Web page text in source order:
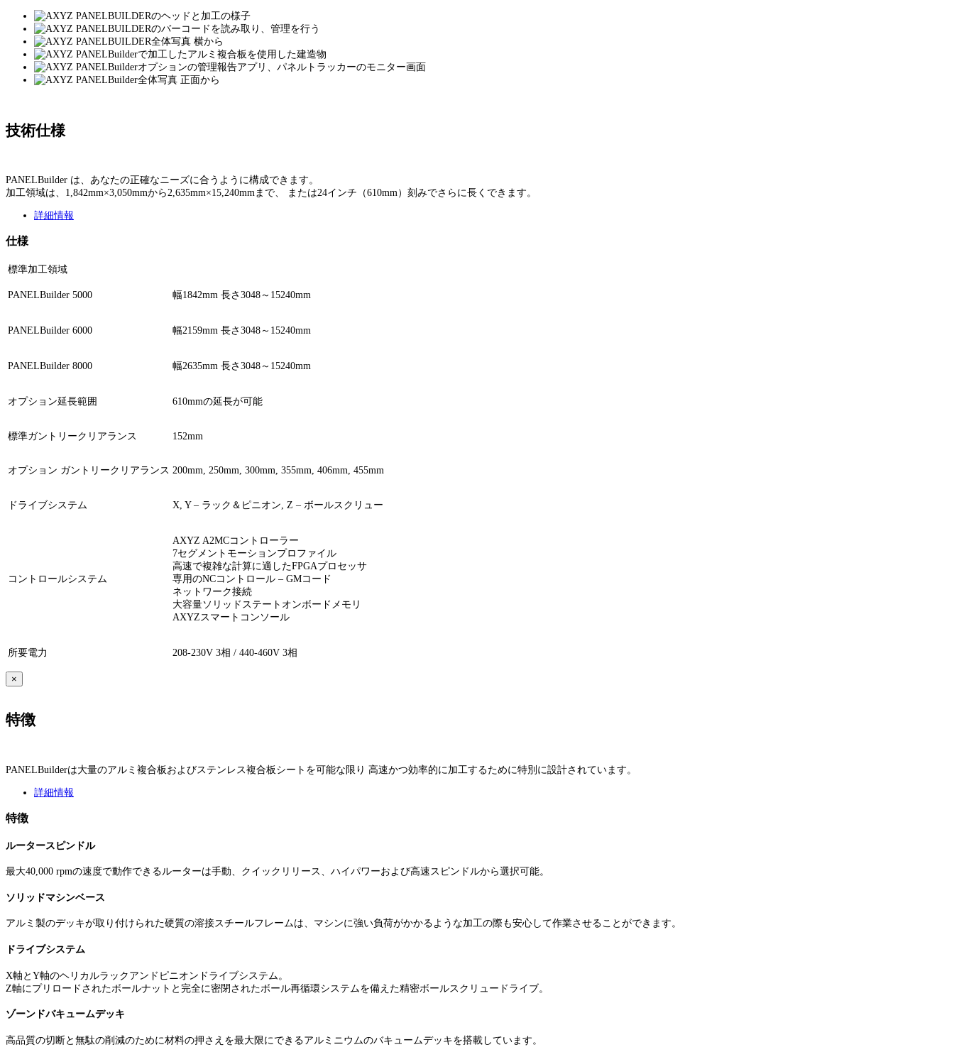
技術仕様
PANELBuilder は、あなたの正確なニーズに合うように構成できます。
加工領域は、1,842mm×3,050mmから2,635mm×15,240mmまで、 または24インチ（610mm）刻みでさらに長くできます。
詳細情報
仕様
標準加工領域
PANELBuilder 5000 幅1842mm 長さ3048～15240mm
PANELBuilder 6000 幅2159mm 長さ3048～15240mm
PANELBuilder 8000 幅2635mm 長さ3048～15240mm
オプション延長範囲 610mmの延長が可能
標準ガントリークリアランス 152mm
オプション ガントリークリアランス 200mm, 250mm, 300mm, 355mm, 406mm, 455mm
ドライブシステム X, Y – ラック＆ピニオン, Z – ボールスクリュー
コントロールシステム
AXYZ A2MCコントローラー
7セグメントモーションプロファイル
高速で複雑な計算に適したFPGAプロセッサ
専用のNCコントロール – GMコード
ネットワーク接続
大容量ソリッドステートオンボードメモリ
AXYZスマートコンソール
所要電力 208-230V 3相 / 440-460V 3相
×
特徴
PANELBuilderは大量のアルミ複合板およびステンレス複合板シートを可能な限り 高速かつ効率的に加工するために特別に設計されています。
詳細情報
特徴
ルータースピンドル
最大40,000 rpmの速度で動作できるルーターは手動、クイックリリース、ハイパワーおよび高速スピンドルから選択可能。
ソリッドマシンベース
アルミ製のデッキが取り付けられた硬質の溶接スチールフレームは、マシンに強い負荷がかかるような加工の際も安心して作業させることができます。
ドライブシステム
X軸とY軸のヘリカルラックアンドピニオンドライブシステム。
Z軸にプリロードされたボールナットと完全に密閉されたボール再循環システムを備えた精密ボールスクリュードライブ。
ゾーンドバキュームデッキ
高品質の切断と無駄の削減のために材料の押さえを最大限にできるアルミニウムのバキュームデッキを搭載しています。